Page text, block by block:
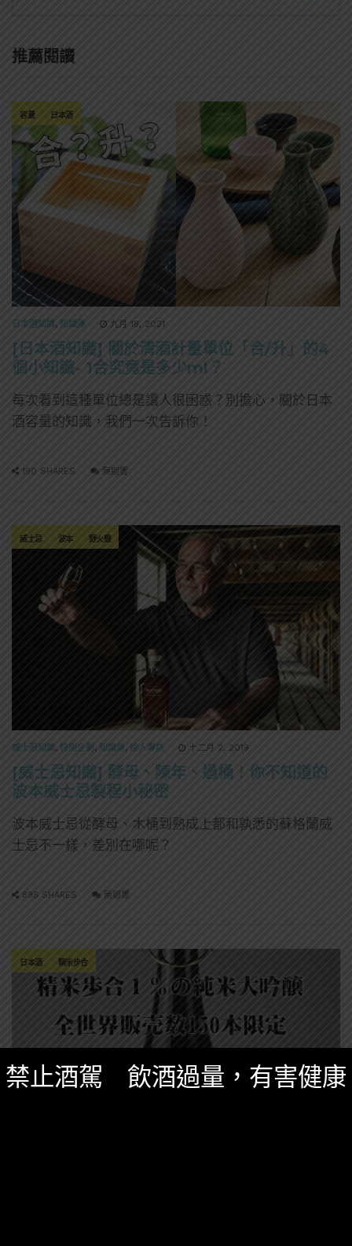
推薦閱讀
容量 日本酒
日本酒知識, 知識庫 九月 18, 2021
[日本酒知識] 關於清酒計量單位「合/升」的4
個小知識- 1合究竟是多少ml？
每次看到這種單位總是讓人很困惑？別擔心，關於日本
酒容量的知識，我們一次告訴你！
190 SHARES 無迴響
威士忌 波本 野火雞
威士忌知識, 特別企劃 , 知識庫, 達人專訪 十二月 2, 2019
[威士忌知識] 酵母、陳年、過桶！你不知道的
波本威士忌製程小秘密
波本威士忌從酵母、木桶到熟成上都和孰悉的蘇格蘭威
士忌不一樣，差別在哪呢？
895 SHARES 無迴響
日本酒 精米步合
禁止酒駕 飲酒過量，有害健康